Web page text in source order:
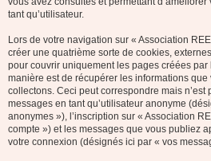
tant qu’utilisateur.
Lors de votre navigation sur « Association
créer une quatrième sorte de cookies,
pour couvrir uniquement les pages créées
manière est de récupérer les informations
collectons. Ceci peut correspondre mais
messages en tant qu’utilisateur anonyme
anonymes »), l’inscription sur « Association
compte ») et les messages que vous publiez
votre connexion (désignés ici par « vos